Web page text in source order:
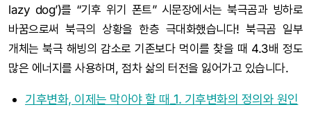
lazy dog’)를 “기후 위기 폰트” 시문장에서는 북극곰과 빙하로
바꿈으로써 북극의 상황을 한층 극대화했습니다! 북극곰 일부
개체는 북극 해빙의 감소로 기존보다 먹이를 찾을 때 4.3배 정도
많은 에너지를 사용하며, 점차 삶의 터전을 잃어가고 있습니다.
기후변화, 이제는 막아야 할 때_1. 기후변화의 정의와 원인